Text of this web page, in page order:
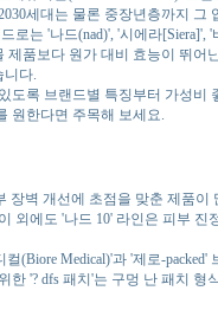
세대는 물론 중장년층까지 그
로는 '나드(nad)', '시에라
품보다 원가 대비 효능이 뛰
니다.
도록 브랜드별 특징부터 가성
원한다면 주목해 보세요.
장벽 개선에 초점을 맞춘 제품
외에도 '나드 10' 라인은 피부
(Biore Medical)'과 '제로-
한 '? dfs 패치'는 구멍 난 패치